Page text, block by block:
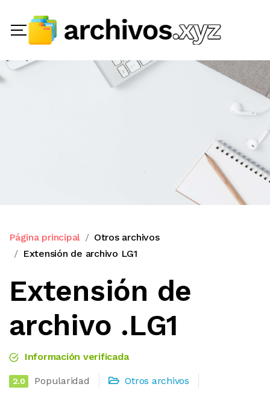
Página principal
Otros archivos
Extensión de archivo LG1
Extensión de
archivo .LG1
Información verificada
2.0 Popularidad Otros archivos